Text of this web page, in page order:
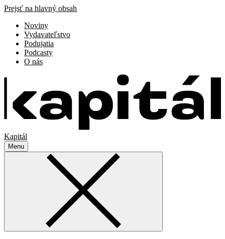
Prejsť na hlavný obsah
Noviny
Vydavateľstvo
Podujatia
Podcasty
O nás
Kapitál
Menu